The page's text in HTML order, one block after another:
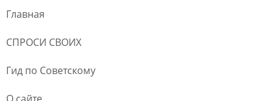
Главная
СПРОСИ СВОИХ
Гид по Советскому